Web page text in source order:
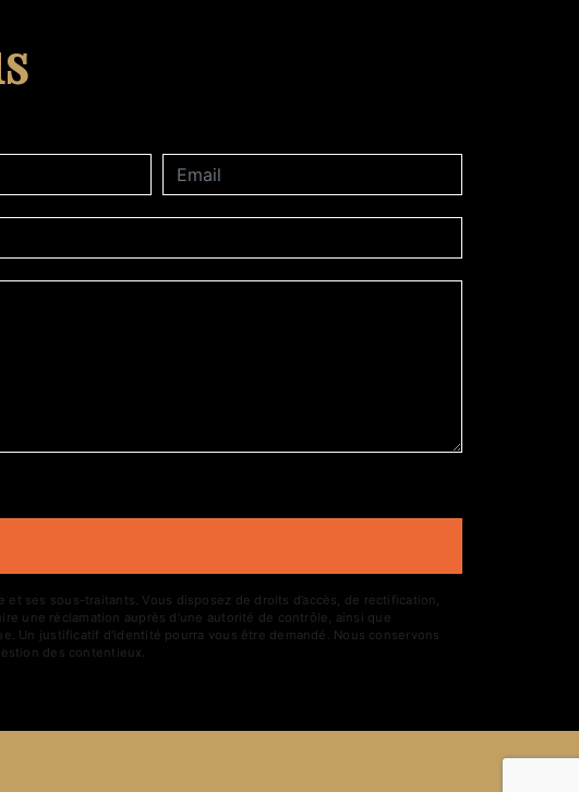
ses sous-traitants. Vous disposez de droits d’accès, de rectification,
une réclamation auprès d’une autorité de contrôle, ainsi que
Un justificatif d'identité pourra vous être demandé. Nous conservons
des contentieux.